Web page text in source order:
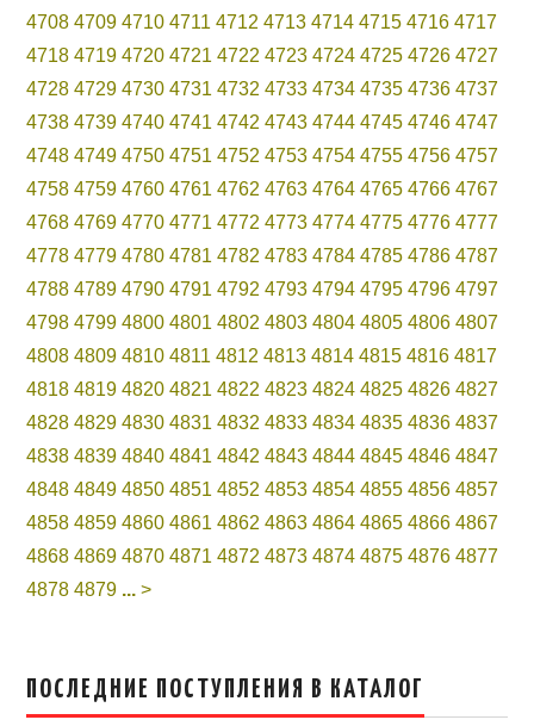
4708 4709 4710 4711 4712 4713 4714 4715 4716 4717
4718 4719 4720 4721 4722 4723 4724 4725 4726 4727
4728 4729 4730 4731 4732 4733 4734 4735 4736 4737
4738 4739 4740 4741 4742 4743 4744 4745 4746 4747
4748 4749 4750 4751 4752 4753 4754 4755 4756 4757
4758 4759 4760 4761 4762 4763 4764 4765 4766 4767
4768 4769 4770 4771 4772 4773 4774 4775 4776 4777
4778 4779 4780 4781 4782 4783 4784 4785 4786 4787
4788 4789 4790 4791 4792 4793 4794 4795 4796 4797
4798 4799 4800 4801 4802 4803 4804 4805 4806 4807
4808 4809 4810 4811 4812 4813 4814 4815 4816 4817
4818 4819 4820 4821 4822 4823 4824 4825 4826 4827
4828 4829 4830 4831 4832 4833 4834 4835 4836 4837
4838 4839 4840 4841 4842 4843 4844 4845 4846 4847
4848 4849 4850 4851 4852 4853 4854 4855 4856 4857
4858 4859 4860 4861 4862 4863 4864 4865 4866 4867
4868 4869 4870 4871 4872 4873 4874 4875 4876 4877
4878 4879 ... >
ПОСЛЕДНИЕ ПОСТУПЛЕНИЯ В КАТАЛОГ